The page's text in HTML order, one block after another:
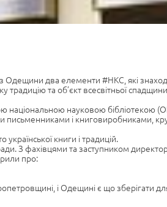
два елементи #НКС, які
традицію та об’єкт всесвітньої
національною науковою бібліотекою
письменниками і книговиробниками,
книги і традицій.
З фахівцями та заступником
про:
і Одещині є що зберігати